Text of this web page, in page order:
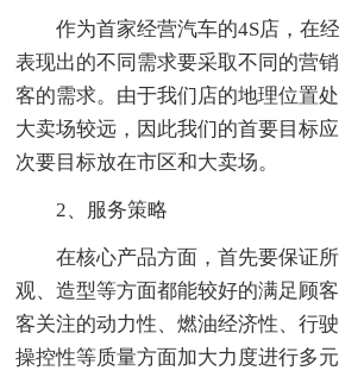
作为首家经营汽车的4S店，在经
表现出的不同需求要采取不同的营
客的需求。由于我们店的地理位置
大卖场较远，因此我们的首要目标
次要目标放在市区和大卖场。
2、服务策略
在核心产品方面，首先要保证所
观、造型等方面都能较好的满足顾
客关注的动力性、燃油经济性、行
操控性等质量方面加大力度进行多